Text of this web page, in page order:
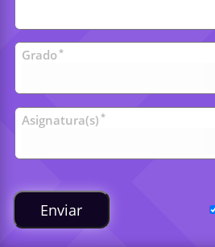
Clases
universitarias
Grado*
Asignatura(s) *
Enviar